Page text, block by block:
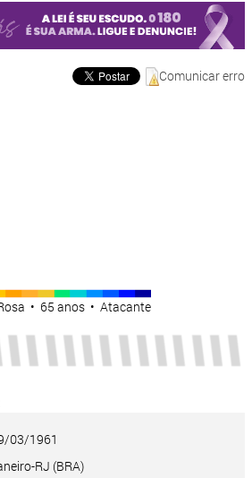
Comunicar erro
• 65 anos • Atacante
03/1961
RJ (BRA)